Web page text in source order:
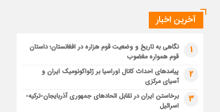
آخرین اخبار
1
نگاهی به تاریخ و وضعیت قوم هزاره در افغانستان؛ داستان
قوم همواره مغضوب
2
پیامدهای احداث کانال اوراسیا بر ژئواکونومیک ایران و
آسیای مرکزی
3
برخاستن ایران در تقابل اتحادهای جمهوری آذربایجان-ترکیه-
اسرائیل